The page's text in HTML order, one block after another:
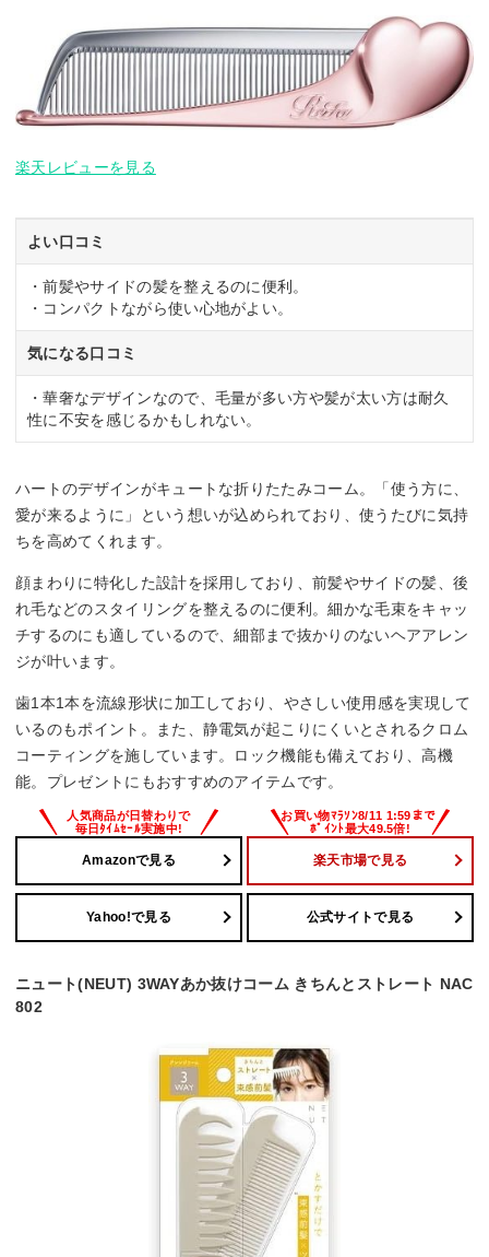
楽天レビューを見る
よい口コミ
・前髪やサイドの髪を整えるのに便利。
・コンパクトながら使い心地がよい。
気になる口コミ
・華奢なデザインなので、毛量が多い方や髪が太い方は耐久
性に不安を感じるかもしれない。
ハートのデザインがキュートな折りたたみコーム。「使う方に、
愛が来るように」という想いが込められており、使うたびに気持
ちを高めてくれます。
顔まわりに特化した設計を採用しており、前髪やサイドの髪、後
れ毛などのスタイリングを整えるのに便利。細かな毛束をキャッ
チするのにも適しているので、細部まで抜かりのないヘアアレン
ジが叶います。
歯1本1本を流線形状に加工しており、やさしい使用感を実現して
いるのもポイント。また、静電気が起こりにくいとされるクロム
コーティングを施しています。ロック機能も備えており、高機
能。プレゼントにもおすすめのアイテムです。
Amazonで見る 楽天市場で見る
Yahoo!で見る 公式サイトで見る
ニュート(NEUT) 3WAYあか抜けコーム きちんとストレート NAC
802